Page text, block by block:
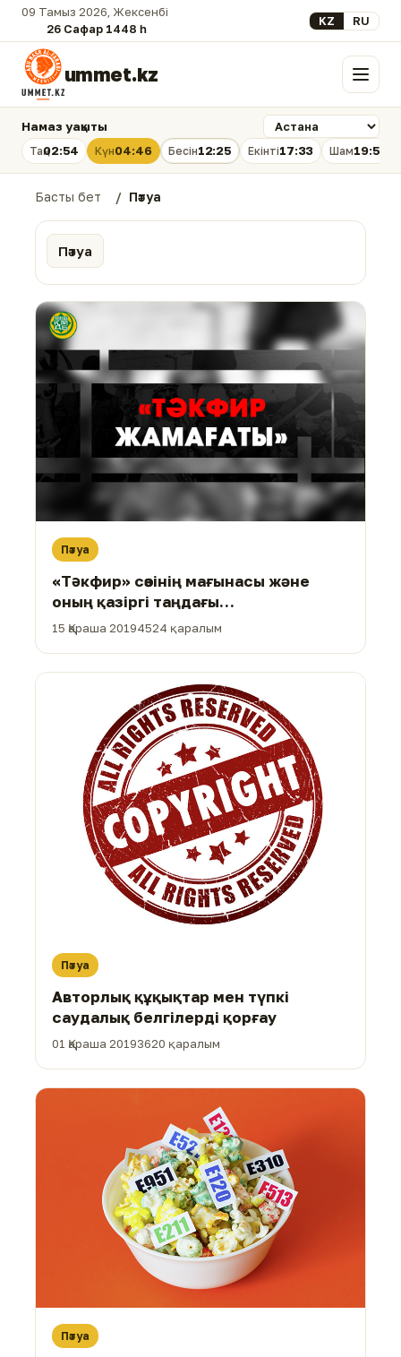
09 Тамыз 2026, Жексенбі
26 Сафар 1448 һ.
Select your
KZ RU
ummet.kz Мәзір
Намаз уақыты
Таң02:54 Күн04:46 Бесін12:25 Екінті17:33 Шам19:53
Басты бет Пәтуа
Пәтуа
Пәтуа
«Тəкфир» сөзінің мағынасы және
оның қазіргі таңдағы
мұсылмандардың сеніміне қатысы
15 Қараша 20194524 қаралым
Пәтуа
Авторлық құқықтар мен түпкі
саудалық белгілерді қорғау
01 Қараша 20193620 қаралым
Пәтуа